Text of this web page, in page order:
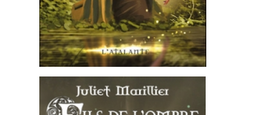
RECHERCHE